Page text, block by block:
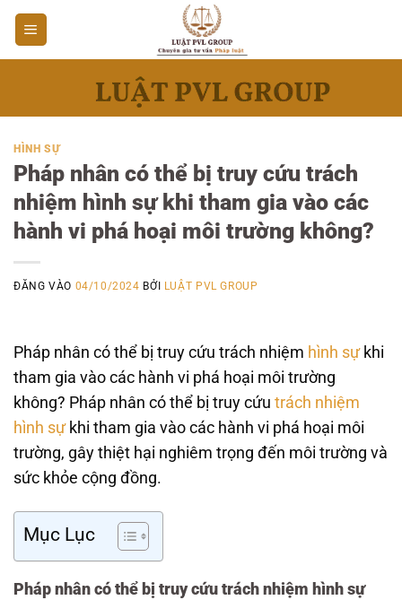
Bỏ
qua
nội
HÌNH SỰ
Pháp nhân có thể bị truy cứu trách
nhiệm hình sự khi tham gia vào các
hành vi phá hoại môi trường không?
ĐĂNG VÀO 04/10/2024 BỞI LUẬT PVL GROUP
Pháp nhân có thể bị truy cứu trách nhiệm hình sựkhi
tham gia vào các hành vi phá hoại môi trường
không? Pháp nhân có thể bị truy cứu trách nhiệm
hình sựkhi tham gia vào các hành vi phá hoại môi
trường, gây thiệt hại nghiêm trọng đến môi trường và
sức khỏe cộng đồng.
Mục Lục
Pháp nhân có thể bị truy cứu trách nhiệm hình sự